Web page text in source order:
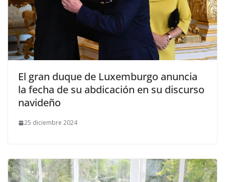
​El gran duque de Luxemburgo anuncia
la fecha de su abdicación en su discurso
navideño
25 diciembre 2024